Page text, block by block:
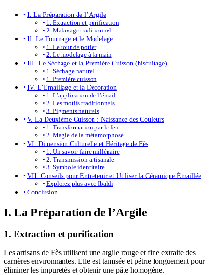
I. La Préparation de l’Argile
1. Extraction et purification
2. Malaxage traditionnel
II. Le Tournage et le Modelage
1. Le tour de potier
2. Le modelage à la main
III. Le Séchage et la Première Cuisson (biscuitage)
1. Séchage naturel
1. Première cuisson
IV. L’Émaillage et la Décoration
1. L’application de l’émail
2. Les motifs traditionnels
3. Pigments naturels
V. La Deuxième Cuisson : Naissance des Couleurs
1. Transformation par le feu
2. Magie de la métamorphose
VI. Dimension Culturelle et Héritage de Fès
1. Un savoir-faire millénaire
2. Transmission artisanale
3. Symbole identitaire
VII. Conseils pour Entretenir et Utiliser la Céramique Émaillée
Explorez plus avec Ibaldi
Conclusion
I. La Préparation de l’Argile
1. Extraction et purification
Les artisans de Fès utilisent une argile rouge et fine extraite des
carrières environnantes. Elle est tamisée et pétrie longuement pour
éliminer les impuretés et obtenir une pâte homogène.